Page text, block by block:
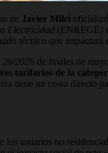
de Javier Milei
Electricidad (ENREGE)
técnico que impactará
26/2026 de finales de
tarifarios de la
tiene un costo directo
los usuarios no